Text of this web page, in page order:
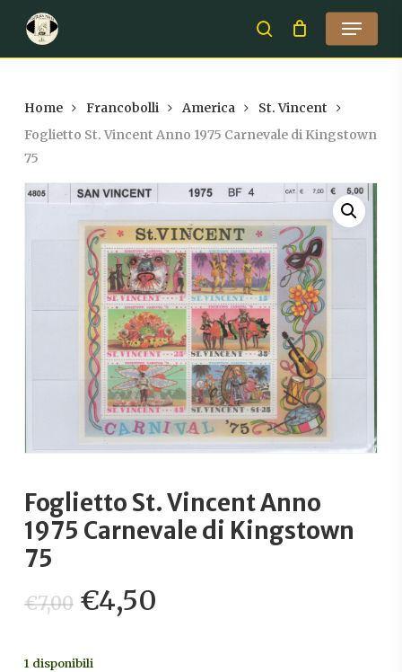
main
search
Menu
Home Francobolli America
St. Vincent
Foglietto St. Vincent Anno 1975 Carnevale di Kingstown
75
Foglietto St. Vincent Anno
1975 Carnevale di Kingstown
75
€7,00 Il
prezzo
originale
€4,50
1 disponibili
Close